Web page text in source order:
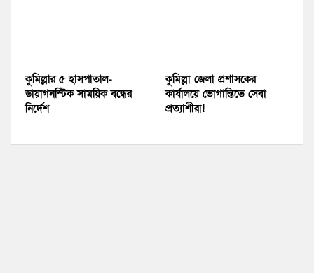
কুমিল্লার ৫ হাসপাতাল-
ডায়াগনস্টিক সাময়িক বন্ধের
নির্দেশ
কুমিল্লা জেলা প্রশাসকের
কার্যালয়ে ভোগান্তিতে সেবা
প্রত্যাশীরা!